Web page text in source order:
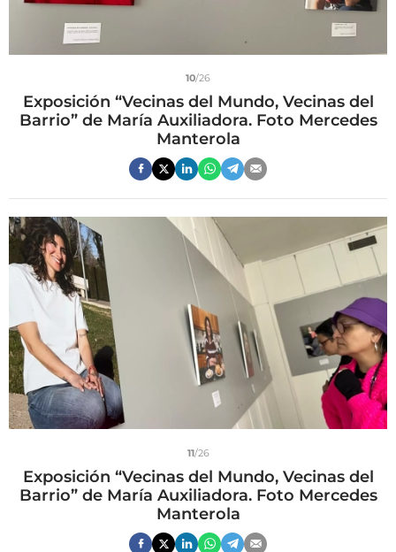
10/26
Exposición “Vecinas del Mundo, Vecinas del
Barrio” de María Auxiliadora. Foto Mercedes
Manterola
11/26
Exposición “Vecinas del Mundo, Vecinas del
Barrio” de María Auxiliadora. Foto Mercedes
Manterola